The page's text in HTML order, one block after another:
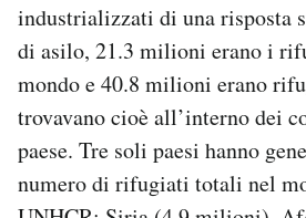
industrializzati di una risposta
di asilo, 21.3 milioni erano i
mondo e 40.8 milioni erano
trovavano cioè all’interno dei
paese. Tre soli paesi hanno
numero di rifugiati totali nel